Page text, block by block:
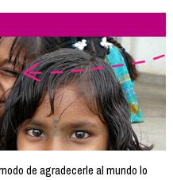
de agradecerle al mundo lo